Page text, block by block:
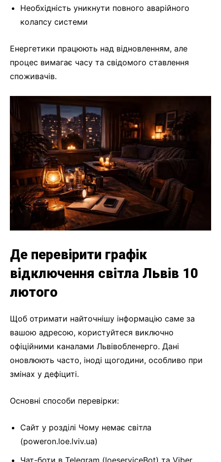
Необхідність уникнути повного аварійного
колапсу системи
Енергетики працюють над відновленням, але
процес вимагає часу та свідомого ставлення
споживачів.
Де перевірити графік
відключення світла Львів 10
лютого
Щоб отримати найточнішу інформацію саме за
вашою адресою, користуйтеся виключно
офіційними каналами Львівобленерго. Дані
оновлюють часто, іноді щогодини, особливо при
змінах у дефіциті.
Основні способи перевірки:
Сайт у розділі Чому немає світла
(poweron.loe.lviv.ua)
Чат-боти в Telegram (loeserviceBot) та Viber